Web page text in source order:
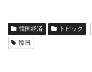
韓国経済 トピック
韓国